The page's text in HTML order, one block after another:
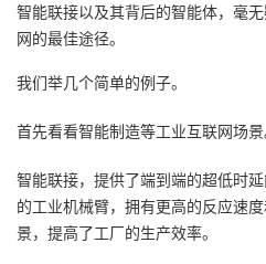
智能联接以及其背后的智能体，毫
网的最佳途径。
我们举几个简单的例子。
首先看看智能制造等工业互联网场景
智能联接，提供了端到端的超低时
的工业机械臂，拥有更高的反应速
景，提高了工厂的生产效率。